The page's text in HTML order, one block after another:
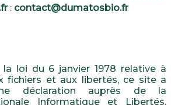
: contact@dumatosbio.fr
loi du 6 janvier 1978 relative à
fichiers et aux libertés, ce site a
déclaration auprès de la
Informatique et Libertés.